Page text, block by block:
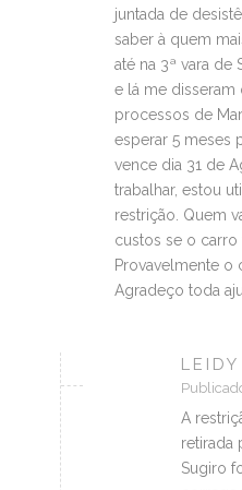
juntada de
saber à quem
até na 3ª vara de
e lá me disseram
processos de
esperar 5 meses
vence dia 31 de
trabalhar, estou
restrição. Quem
custos se o carro
Provavelmente o
Agradeço toda
A
retirada
Sugiro